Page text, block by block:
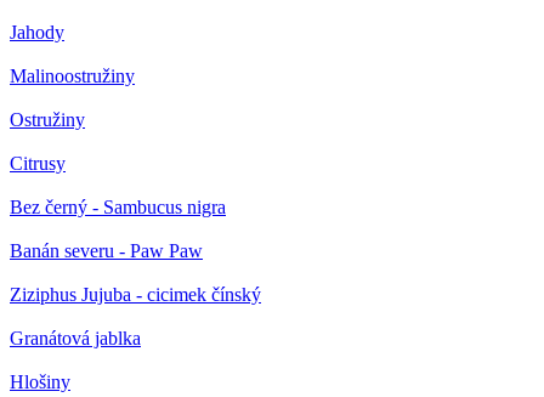
Jahody
Malinoostružiny
Ostružiny
Citrusy
Bez černý - Sambucus nigra
Banán severu - Paw Paw
Ziziphus Jujuba - cicimek čínský
Granátová jablka
Hlošiny